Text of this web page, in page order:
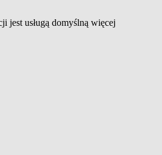
jest usługą domyślną więcej